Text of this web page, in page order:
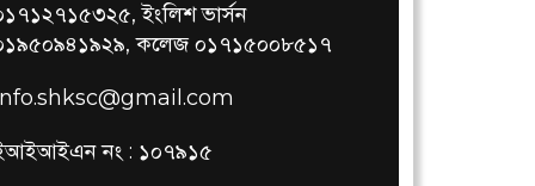
ইংলিশ ভার্সন
কলেজ ০১৭১৫০০৮৫১৭
নং : ১০৭৯১৫